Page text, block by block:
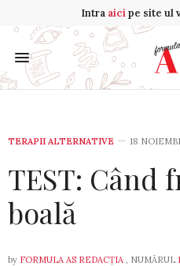
Intra aicipe site ul
TERAPII ALTERNATIVE 18
TEST: Când
boală
by FORMULA AS REDACȚIA , NUMĂRUL